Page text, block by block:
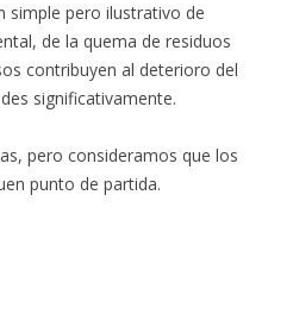
simple pero ilustrativo de
de la quema de residuos
contribuyen al deterioro del
significativamente.
pero consideramos que los
punto de partida.